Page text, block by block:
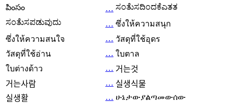
పింసం
… ಸಂತೆುಸದಿಂದಕೆಎತತ
ಸಂತೆುಸಪಡುವುದು
… ซึ่งให้ความสนุก
ซึ่งให้ความสนใจ
… วัสดุที่ใช้อุดร
วัสดุที่ใช้อ่าน
… ใบตาล
ใบต่างด้าว
… 거는것
거는사람
… 실생식물
실생활
… ሁኔታውያልጣመውሰው